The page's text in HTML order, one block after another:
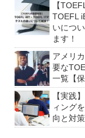
【
TOEFL
いにつ
ます！
アメリ
要な
一覧【保
【実践
ィング
向と対